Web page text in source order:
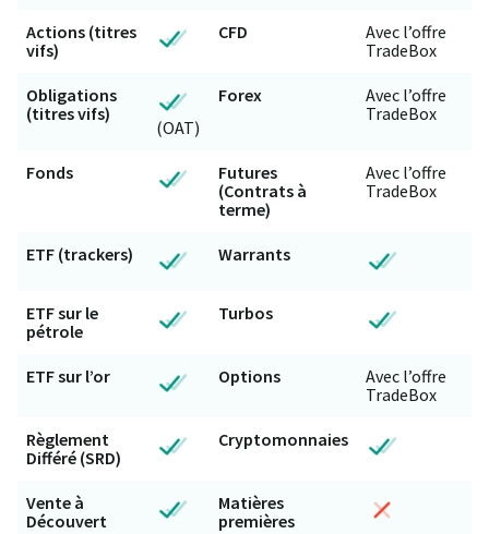
Actions (titres
vifs)
CFD
Avec l’offre
TradeBox
Obligations
(titres vifs)
(OAT)
Forex
Avec l’offre
TradeBox
Fonds
Futures
(Contrats à
terme)
Avec l’offre
TradeBox
ETF (trackers) Warrants
ETF sur le
pétrole
Turbos
ETF sur l’or Options
Avec l’offre
TradeBox
Règlement
Différé (SRD)
Cryptomonnaies
Vente à
Découvert
Matières
premières